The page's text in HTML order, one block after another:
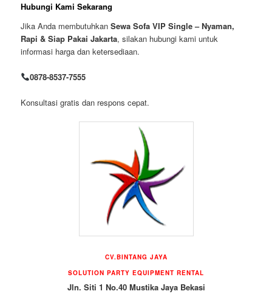
Hubungi Kami Sekarang
Jika Anda membutuhkanSewa Sofa VIP Single – Nyaman,
Rapi & Siap Pakai Jakarta, silakan hubungi kami untuk
informasi harga dan ketersediaan.
0878-8537-7555
Konsultasi gratis dan respons cepat.
CV.BINTANG JAYA
SOLUTION PARTY EQUIPMENT RENTAL
Jln. Siti 1 No.40 Mustika Jaya Bekasi